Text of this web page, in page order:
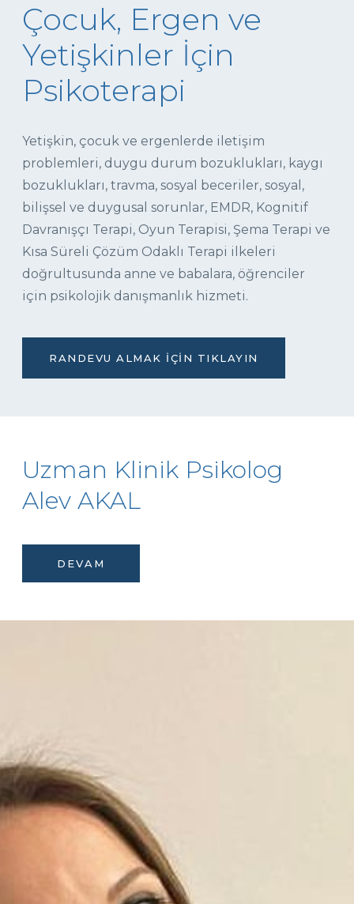
Çocuk, Ergen ve
Yetişkinler İçin
Psikoterapi
Yetişkin, çocuk ve ergenlerde iletişim
problemleri, duygu durum bozuklukları, kaygı
bozuklukları, travma, sosyal beceriler, sosyal,
bilişsel ve duygusal sorunlar, EMDR, Kognitif
Davranışçı Terapi, Oyun Terapisi, Şema Terapi ve
Kısa Süreli Çözüm Odaklı Terapi ilkeleri
doğrultusunda anne ve babalara, öğrenciler
için psikolojik danışmanlık hizmeti.
RANDEVU ALMAK İÇIN TIKLAYIN
Uzman Klinik Psikolog
Alev AKAL
DEVAM